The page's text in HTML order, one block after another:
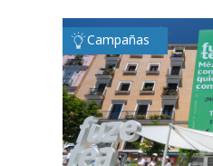
Campañas